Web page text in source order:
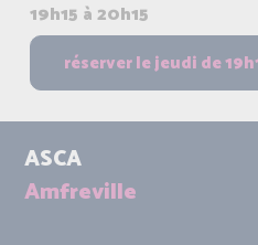
19h15 à 20h15
ASCA
Amfreville